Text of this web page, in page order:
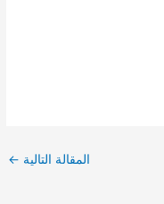
المقالة التالية ←